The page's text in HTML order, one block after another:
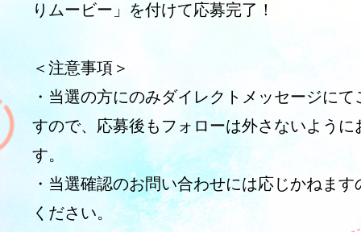
りムービー」を付けて応募完了！
＜注意事項＞
・当選の方にのみダイレクトメッセージに
すので、応募後もフォローは外さないように
す。
・当選確認のお問い合わせには応じかねま
ください。